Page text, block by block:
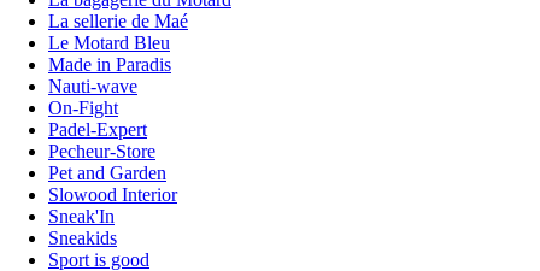
La sellerie de Maé
Le Motard Bleu
Made in Paradis
Nauti-wave
On-Fight
Padel-Expert
Pecheur-Store
Pet and Garden
Slowood Interior
Sneak'In
Sneakids
Sport is good